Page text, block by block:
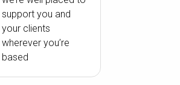
support you and
your clients
wherever you’re
based